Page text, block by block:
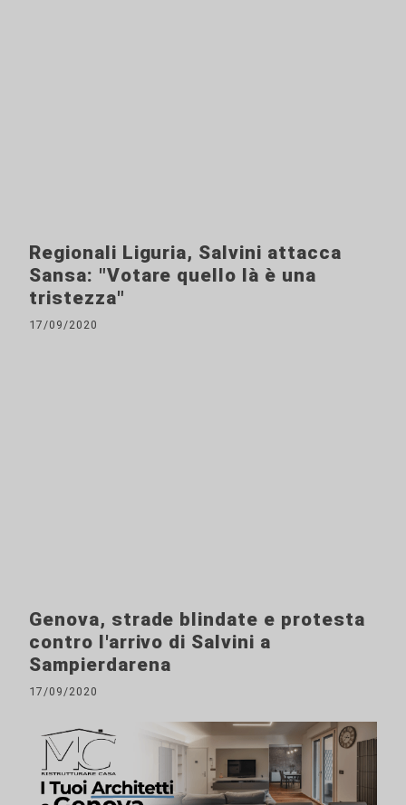
Regionali Liguria, Salvini attacca
Sansa: "Votare quello là è una
tristezza"
17/09/2020
Genova, strade blindate e protesta
contro l'arrivo di Salvini a
Sampierdarena
17/09/2020